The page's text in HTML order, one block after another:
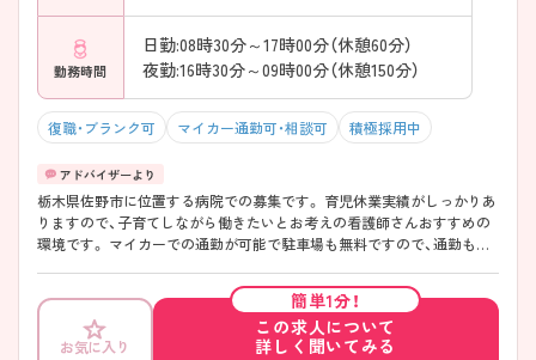
勤務時間
日勤:08時30分～17時00分（休憩60分）
夜勤:16時30分～09時00分（休憩150分）
復職・ブランク可 マイカー通勤可・相談可 積極採用中
栃木県佐野市に位置する病院での募集です。 育児休業実績がしっかりあ
りますので、子育てしながら働きたいとお考えの看護師さんおすすめの
環境です。 マイカーでの通勤が可能で駐車場も無料ですので、通勤もし
お気に入り
簡単1分！
この求人について
詳しく聞いてみる